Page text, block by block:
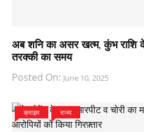
अब शनि का असर खत्म, कुंभ राशि
तरक्की का समय
Posted On: June 10, 2025
क्राइम राज्य